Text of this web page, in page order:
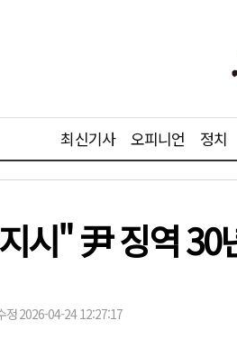
최신기사 오피니언 정치
시" 尹 징역
정 2026-04-24 12:27:17